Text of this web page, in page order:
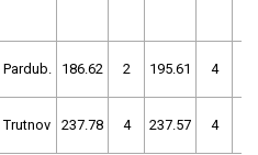
Pardub. 186.62 2 195.61 4
Trutnov 237.78 4 237.57 4